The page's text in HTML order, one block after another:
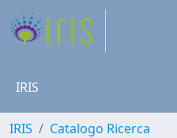
IRIS
IRIS
Catalogo Ricerca